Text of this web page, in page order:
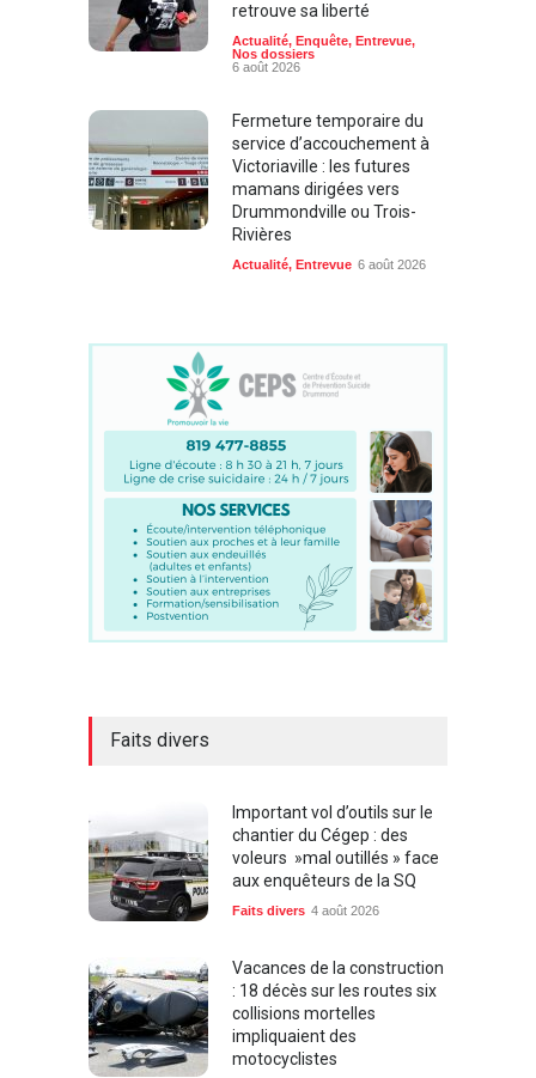
retrouve sa liberté
Actualité, Enquête, Entrevue,
Nos dossiers
6 août 2026
Fermeture temporaire du
service d’accouchement à
Victoriaville : les futures
mamans dirigées vers
Drummondville ou Trois-
Rivières
Actualité, Entrevue 6 août 2026
Faits divers
Important vol d’outils sur le
chantier du Cégep : des
voleurs »mal outillés » face
aux enquêteurs de la SQ
Faits divers 4 août 2026
Vacances de la construction
: 18 décès sur les routes six
collisions mortelles
impliquaient des
motocyclistes